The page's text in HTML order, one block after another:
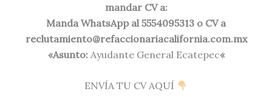
mandar CV a:
Manda WhatsApp al 5554095313 o CV a
reclutamiento@refaccionariacalifornia.com.mx
«Asunto: Ayudante General Ecatepec«
ENVÍA TU CV AQUÍ